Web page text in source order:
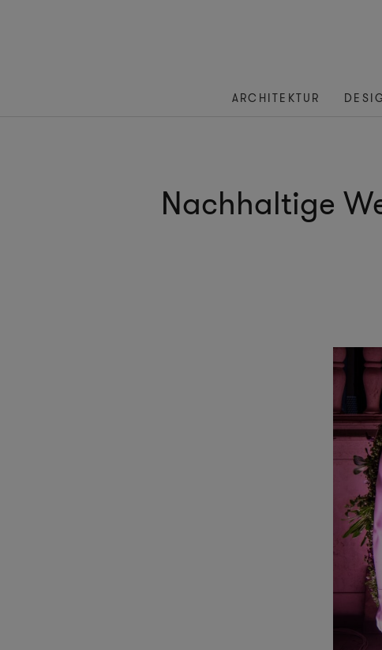
ARCHITEKTUR
Nachhaltige